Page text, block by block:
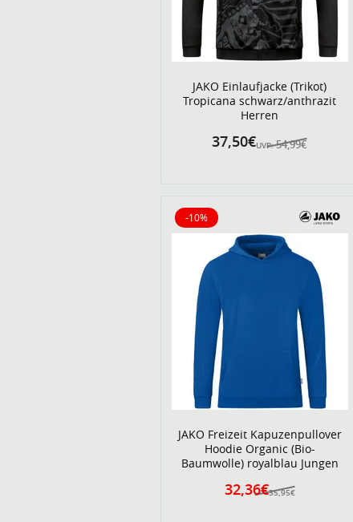
JAKO Einlaufjacke (Trikot)
Tropicana schwarz/anthrazit
Herren
UVP: 54,99€
37,50€
JAKO Freizeit Kapuzenpullover
Hoodie Organic (Bio-
Baumwolle) royalblau Jungen
35,95€
32,36€
-10%
10% reduziert